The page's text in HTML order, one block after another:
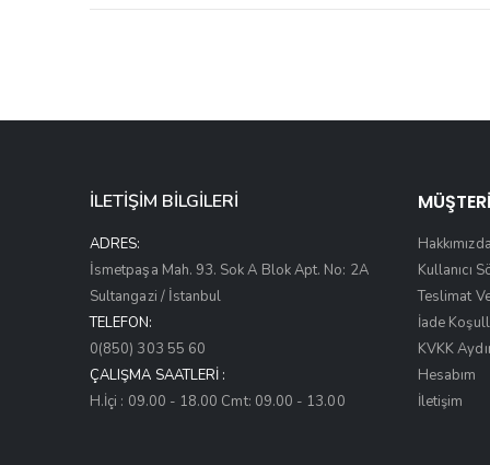
İLETİŞİM BİLGİLERİ
ADRES:
İsmetpaşa Mah. 93. Sok A Blok Apt. No: 2A
Sultangazi / İstanbul
TELEFON:
0(850) 303 55 60
ÇALIŞMA SAATLERI :
H.İçi : 09.00 - 18.00 Cmt: 09.00 - 13.00
Kullanıcı
Teslimat
İade
KVKK
Hesabım
İletişim